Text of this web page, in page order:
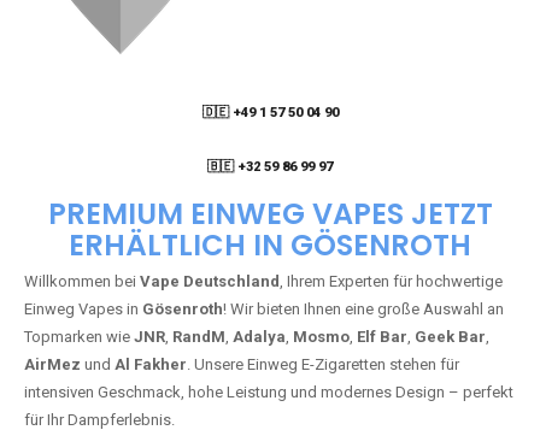
🇩🇪 +49 1 57 50 04 90
🇧🇪 +32 59 86 99 97
PREMIUM EINWEG VAPES JETZT
ERHÄLTLICH IN GÖSENROTH
Willkommen bei Vape Deutschland, Ihrem Experten für hochwertige
Einweg Vapes in Gösenroth! Wir bieten Ihnen eine große Auswahl an
Topmarken wie JNR, RandM, Adalya, Mosmo, Elf Bar, Geek Bar,
AirMez und Al Fakher. Unsere Einweg E-Zigaretten stehen für
intensiven Geschmack, hohe Leistung und modernes Design – perfekt
für Ihr Dampferlebnis.